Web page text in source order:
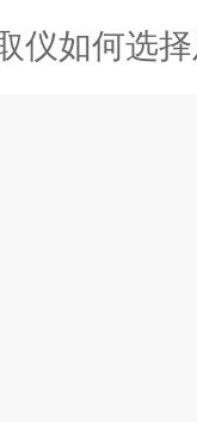
仪如何选